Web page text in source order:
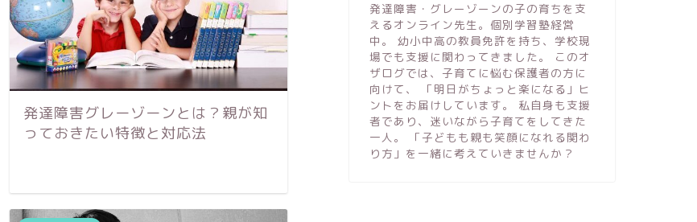
発達障害グレーゾーンとは？親が知
っておきたい特徴と対応法
発達障害グレーゾーンとは？親が知
っておきたい特徴と対応法
発達障害・グレーゾーンの子の育ちを支
えるオンライン先生。個別学習塾経営
中。 幼小中高の教員免許を持ち、学校現
場でも支援に関わってきました。 このオ
ザログでは、子育てに悩む保護者の方に
向けて、 「明日がちょっと楽になる」ヒ
ントをお届けしています。 私自身も支援
者であり、迷いながら子育てをしてきた
一人。 「子どもも親も笑顔になれる関わ
り方」を一緒に考えていきませんか？